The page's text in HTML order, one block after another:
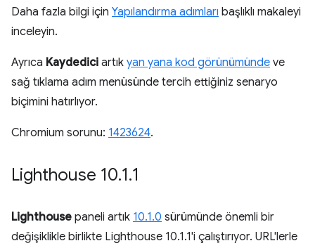
Daha fazla bilgi için Yapılandırma adımları başlıklı makaleyi
inceleyin.
Ayrıca Kaydedici artık yan yana kod görünümünde ve
sağ tıklama adım menüsünde tercih ettiğiniz senaryo
biçimini hatırlıyor.
Chromium sorunu: 1423624.
Lighthouse 10.1.1
Lighthouse paneli artık 10.1.0 sürümünde önemli bir
değişiklikle birlikte Lighthouse 10.1.1'i çalıştırıyor. URL'lerle